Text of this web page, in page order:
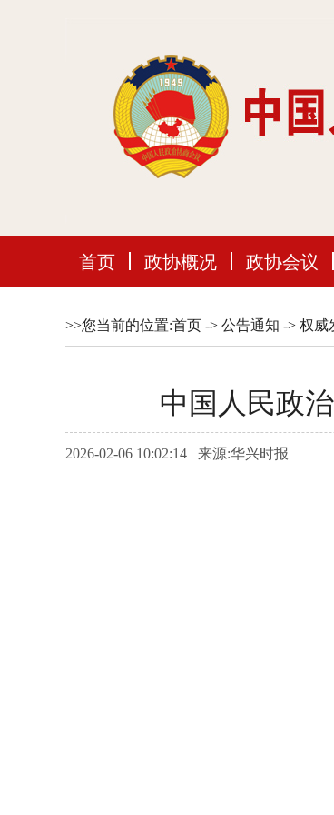
首页 政协概况 政协会议
>>您当前的位置:首页 -> 公告通知 -> 权威
中国人民政
2026-02-06 10:02:14 来源:华兴时报